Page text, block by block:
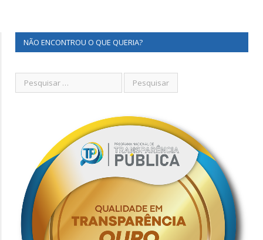
NÃO ENCONTROU O QUE QUERIA?